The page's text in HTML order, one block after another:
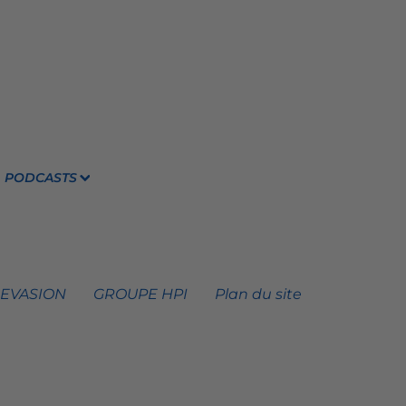
PODCASTS
GROUPE HPI Plan du site